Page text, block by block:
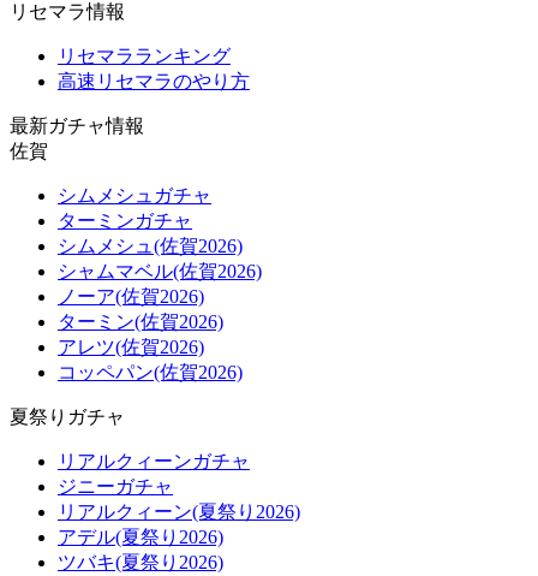
リセマラ情報
リセマラランキング
高速リセマラのやり方
最新ガチャ情報
佐賀
シムメシュガチャ
ターミンガチャ
シムメシュ(佐賀2026)
シャムマベル(佐賀2026)
ノーア(佐賀2026)
ターミン(佐賀2026)
アレツ(佐賀2026)
コッペパン(佐賀2026)
夏祭りガチャ
リアルクィーンガチャ
ジニーガチャ
リアルクィーン(夏祭り2026)
アデル(夏祭り2026)
ツバキ(夏祭り2026)